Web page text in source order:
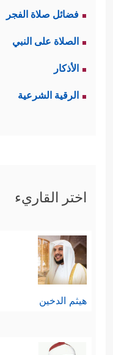
فضائل صلاة الفجر
الصلاة على النبي
الأذكار
الرقية الشرعية
اختر القاريء
هيثم الدخين